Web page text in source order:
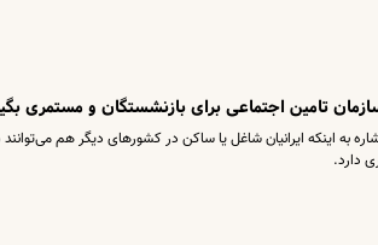
تامین اجتماعی برای بازنشستگان و مستمری
به اینکه ایرانیان شاغل یا ساکن در کشورهای دیگر هم
دارد.